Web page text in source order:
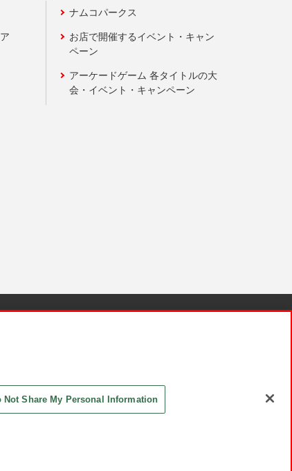
ナムコパークス
お店で開催するイベント・キャン
ペーン
アーケードゲーム 各タイトルの大
会・イベント・キャンペーン
Not Share My Personal Information